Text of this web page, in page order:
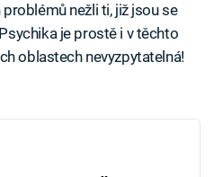
nežli ti, již jsou se
je prostě i v těchto
oblastech nevyzpytatelná!